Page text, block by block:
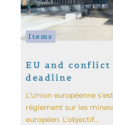
Items
EU and
deadline
L’Union européenne
règlement sur les
européen. L’objectif...